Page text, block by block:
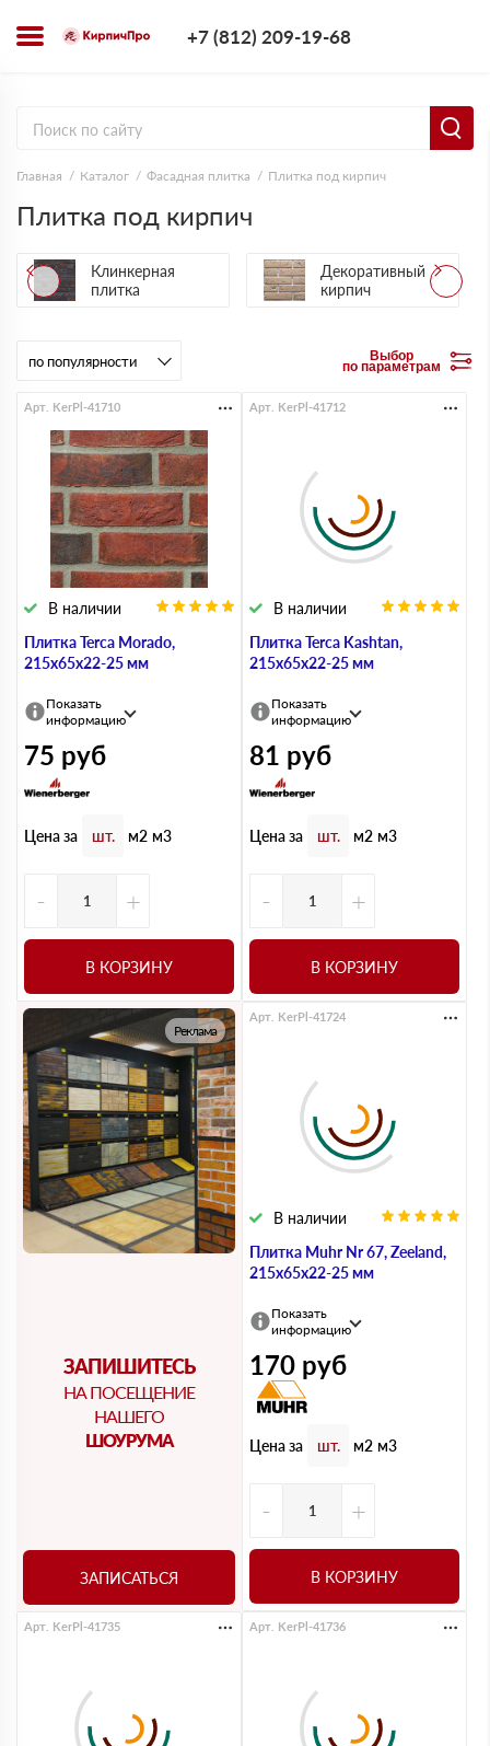
+7 (812) 209-19-68
Главная Каталог Фасадная плитка Плитка под кирпич
Плитка под кирпич
Клинкерная
плитка
Декоративный
кирпич
Выбор
по параметрам
Плитка Terca Morado,
215х65х22-25 мм
В наличии
Арт. KerPl-41710
Показать
информацию
75 руб
Цена за шт. м2 м3
- +
В КОРЗИНУ
Плитка Terca Kashtan,
215х65х22-25 мм
В наличии
Арт. KerPl-41712
Показать
информацию
81 руб
Цена за шт. м2 м3
- +
В КОРЗИНУ
Реклама
ЗАПИШИТЕСЬ
НА ПОСЕЩЕНИЕ
НАШЕГО
ШОУРУМА
ЗАПИСАТЬСЯ
Плитка Muhr Nr 67, Zeeland,
215х65х22-25 мм
В наличии
Арт. KerPl-41724
Показать
информацию
170 руб
Цена за шт. м2 м3
- +
В КОРЗИНУ
Арт. KerPl-41735 Арт. KerPl-41736